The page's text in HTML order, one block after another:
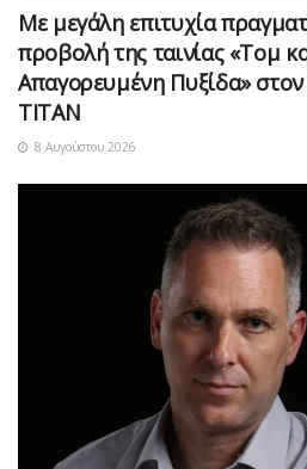
Με μεγάλη επιτυχία
προβολή της ταινίας «Τομ
Απαγορευμένη Πυξίδα»
ΤΙΤΑΝ
8 Αυγούστου 2026